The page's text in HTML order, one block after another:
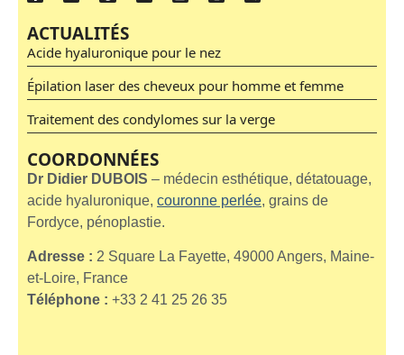
ACTUALITÉS
Acide hyaluronique pour le nez
Épilation laser des cheveux pour homme et femme
Traitement des condylomes sur la verge
COORDONNÉES
Dr Didier DUBOIS – médecin esthétique, détatouage,
acide hyaluronique, couronne perlée, grains de
Fordyce, pénoplastie.
Adresse : 2 Square La Fayette, 49000 Angers, Maine-
et-Loire, France
Téléphone : +33 2 41 25 26 35